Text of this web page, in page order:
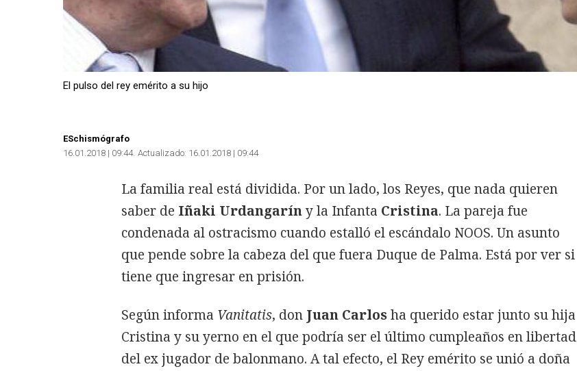
El pulso del rey emérito a su hijo
ESchismógrafo
16.01.2018 | 09:44 Actualizado: 16.01.2018 | 09:44
La familia real está dividida. Por un lado, los Reyes, que nada quieren
saber de Iñaki Urdangaríny la Infanta Cristina. La pareja fue
condenada al ostracismo cuando estalló el escándalo NOOS. Un asunto
que pende sobre la cabeza del que fuera Duque de Palma. Está por ver si
tiene que ingresar en prisión.
Según informa Vanitatis, don Juan Carlosha querido estar junto su hija
Cristina y su yerno en el que podría ser el último cumpleaños en libertad
del ex jugador de balonmano. A tal efecto, el Rey emérito se unió a doña